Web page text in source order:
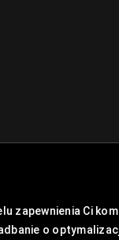
zapewnienia Ci
o